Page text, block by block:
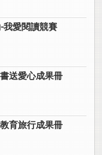
我愛閱讀競賽
送愛心成果冊
育旅行成果冊